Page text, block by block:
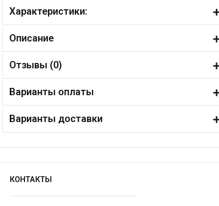
Характеристики:
Описание
Отзывы (0)
Варианты оплаты
Варианты доставки
КОНТАКТЫ